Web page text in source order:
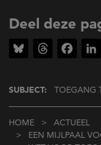
Deel deze
Bluesky Threads
SUBJECT: TOEGANG
Kruimelpad
HOME
ACTUEEL
EEN MIJLPAAL